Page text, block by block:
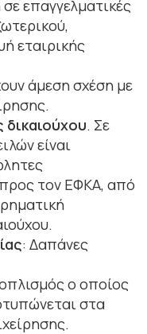
επαγγελματικές
εταιρικής
άμεση σχέση με
δικαιούχου. Σε
είναι
τον ΕΦΚΑ, από
: Δαπάνες
ο οποίος
στα